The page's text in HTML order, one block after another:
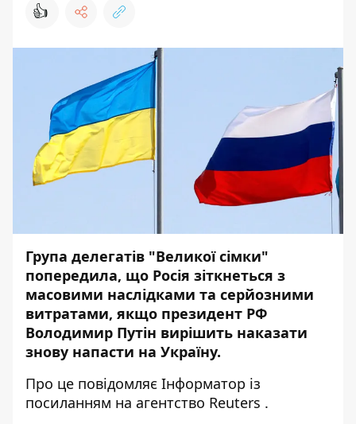
👍
Група делегатів "Великої сімки"
попередила, що Росія зіткнеться з
масовими наслідками та серйозними
витратами, якщо президент РФ
Володимир Путін вирішить наказати
знову напасти на Україну.
Про це повідомляє Інформатор із
посиланням на агентство Reuters .